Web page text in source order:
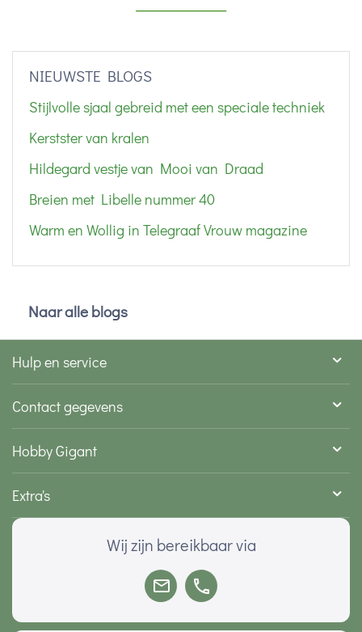
NIEUWSTE BLOGS
Stijlvolle sjaal gebreid met een speciale techniek
Kerstster van kralen
Hildegard vestje van Mooi van Draad
Breien met Libelle nummer 40
Warm en Wollig in Telegraaf Vrouw magazine
Naar alle blogs
Hulp en service
Contact gegevens
Hobby Gigant
Extra's
Wij zijn bereikbaar via